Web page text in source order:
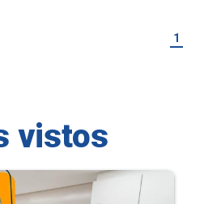
1
vistos